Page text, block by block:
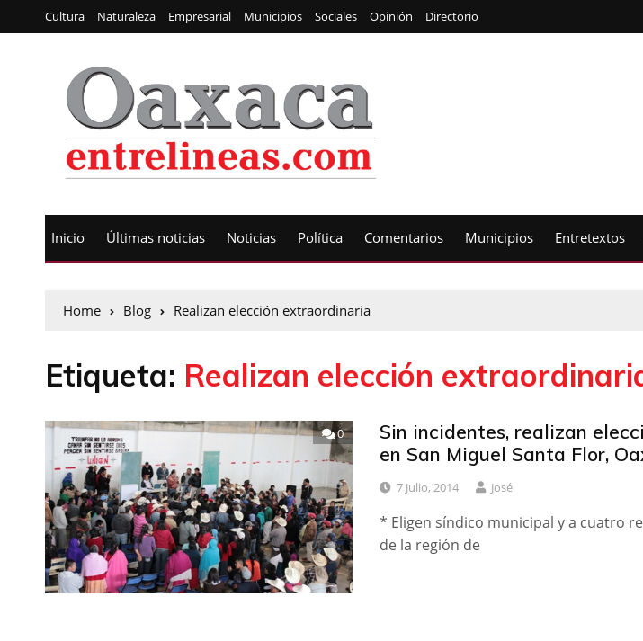
Cultura Naturaleza Empresarial Municipios Sociales Opinión Directorio
Inicio Últimas noticias Noticias Política Comentarios Municipios Entretextos
Home Blog Realizan elección extraordinaria
Etiqueta: Realizan elección
0
Sin incidentes, realizan
en San Miguel Santa Flor,
7 Julio, 2014 José
* Eligen síndico municipal y a cuatro
de la región de